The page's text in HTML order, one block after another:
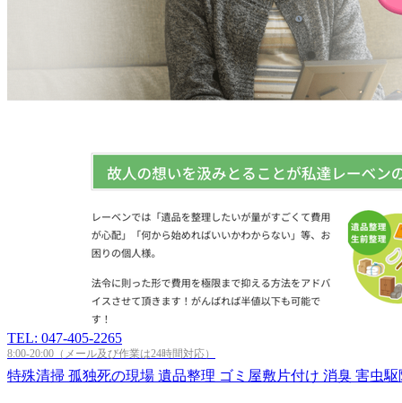
TEL: 047-405-2265
8:00-20:00（メール及び作業は24時間対応）
特殊清掃 孤独死の現場 遺品整理 ゴミ屋敷片付け 消臭 害虫駆